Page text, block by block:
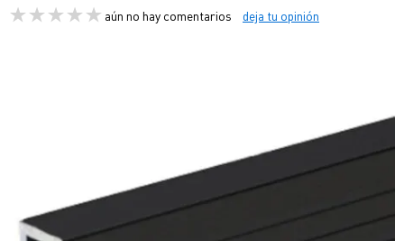
aún no hay comentarios deja tu opinión